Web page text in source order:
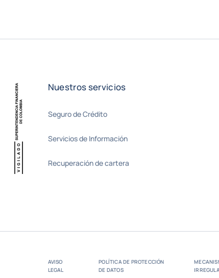
Nuestros servicios
Seguro de Crédito
Servicios de Información
Recuperación de cartera
AVISO
LEGAL
POLÍTICA DE PROTECCIÓN
DE DATOS